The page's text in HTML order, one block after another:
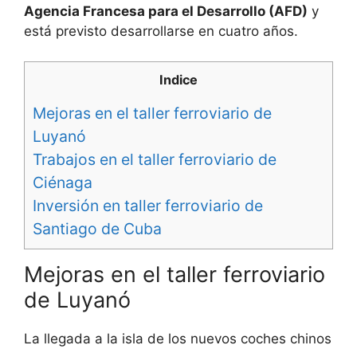
Agencia Francesa para el Desarrollo (AFD) y
está previsto desarrollarse en cuatro años.
Indice
Mejoras en el taller ferroviario de
Luyanó
Trabajos en el taller ferroviario de
Ciénaga
Inversión en taller ferroviario de
Santiago de Cuba
Mejoras en el taller ferroviario
de Luyanó
La llegada a la isla de los nuevos coches chinos